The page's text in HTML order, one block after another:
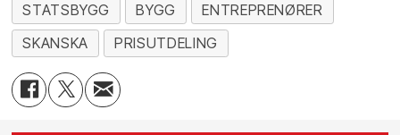
STATSBYGG BYGG
ENTREPRENØRER
SKANSKA
PRISUTDELING